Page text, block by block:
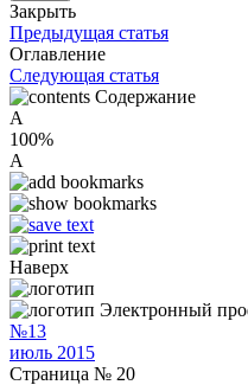
Закрыть
Предыдущая статья
Оглавление
Следующая статья
Содержание
A
100%
A
Наверх
Электронный
№13
июль 2015
Страница № 20